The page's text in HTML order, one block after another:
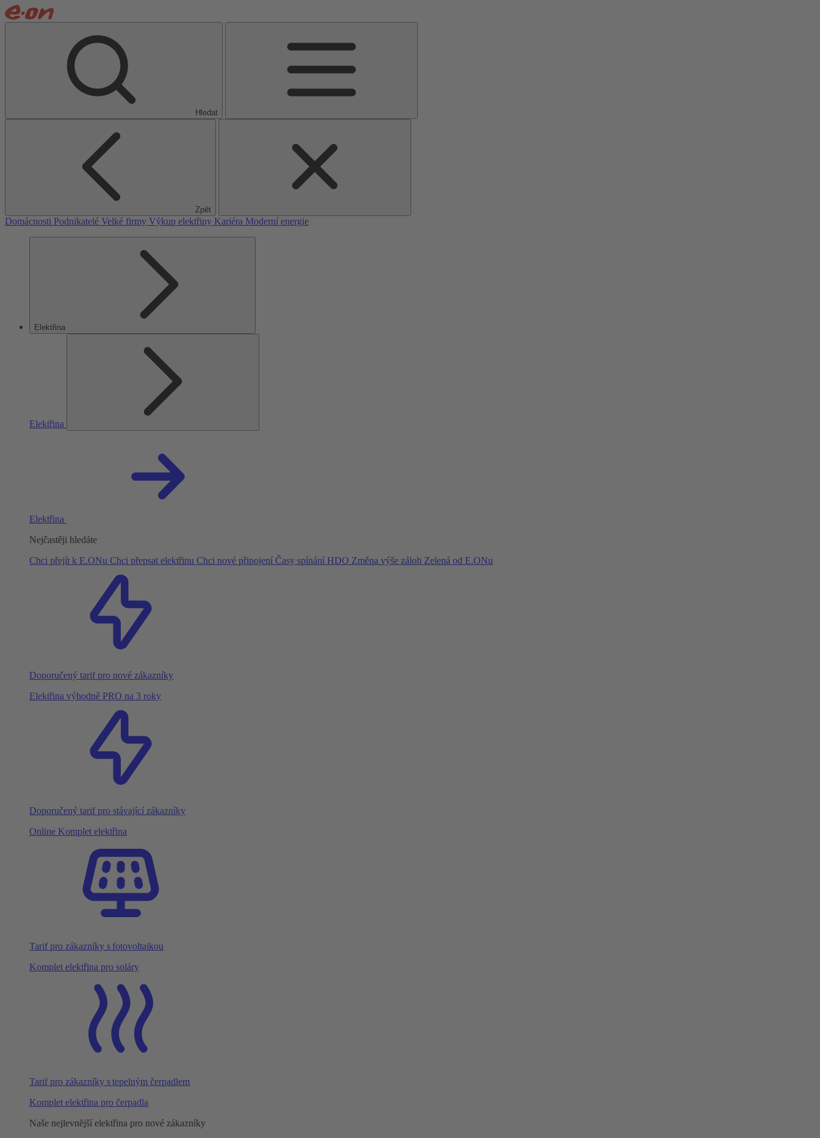
Hledat
Zpět
Domácnosti Podnikatelé Velké firmy Výkup elektřiny Kariéra Moderní energie
Elektřina
Elektřina
Elektřina
Nejčastěji hledáte
Chci přejít k E.ONu Chci přepsat elektřinu Chci nové připojení Časy spínání HDO Změna výše záloh Zelená od E.ONu
Doporučený tarif pro nové zákazníky
Elektřina výhodně PRO na 3 roky
Doporučený tarif pro stávající zákazníky
Online Komplet elektřina
Tarif pro zákazníky s fotovoltaikou
Komplet elektřina pro soláry
Tarif pro zákazníky s tepelným čerpadlem
Komplet elektřina pro čerpadla
Naše nejlevnější elektřina pro nové zákazníky